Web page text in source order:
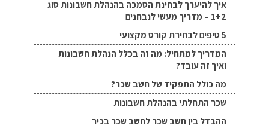
איך להיערך לבחינת הסמכה בהנהלת חשבונות סוג
1+2 – מדריך מעשי לנבחנים
5 טיפים לבחירת קורס מקצועי
המדריך למתחיל: מה זה בכלל הנהלת חשבונות
ואיך זה עובד?
מה כולל התפקיד של חשב שכר?
שכר התחלתי בהנהלת חשבונות
ההבדל בין חשב שכר לחשב שכר בכיר